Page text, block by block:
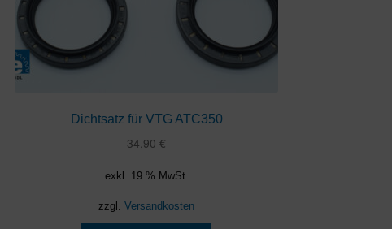
Dichtsatz für VTG ATC350
34,90€
exkl. 19 % MwSt.
zzgl.Versandkosten